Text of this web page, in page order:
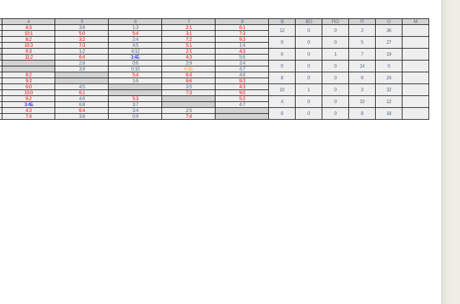
4 5 6 7 8 В ВО ПО П О
М
8:3 3:8 1:3 2:1 6:1
12 0 0 2 36
10:1 5:0 5:4 3:1
7:3
8:2 3:2 2:4 7:2 9:3
9 0 0 5 27
10:3 7:3 4:5 5:1
1:4
6:3 1:2 4:12 2:1 4:3
6 0 1 7 19
11:2 6:4 3:4Б 4:3
5:6
2:8 0:6 2:9 3:4
0 0 0 14 0
3:9 0:10 4:3Б
4:7
8:2 5:4 6:4 4:6
8 0 0 6 24
9:3 1:6 8:6
8:3
6:0 4:5 3:5 4:3
10 1 0 3 32
10:0 6:1 7:3
9:0
9:2 4:6 5:3 5:2
4 0 0 10 12
3:4Б 6:8 3:7
4:7
4:3 6:4 3:4 2:5
6 0 0 8 18
7:4 3:8 0:9 7:4